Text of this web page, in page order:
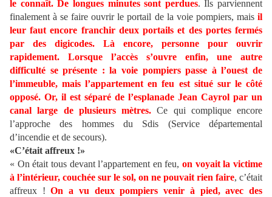
le connaît. De longues minutes sont perdues. Ils parviennent
finalement à se faire ouvrir le portail de la voie pompiers, mais il
leur faut encore franchir deux portails et des portes fermés
par des digicodes. Là encore, personne pour ouvrir
rapidement. Lorsque l’accès s’ouvre enfin, une autre
difficulté se présente : la voie pompiers passe à l’ouest de
l’immeuble, mais l’appartement en feu est situé sur le côté
opposé. Or, il est séparé de l’esplanade Jean Cayrol par un
canal large de plusieurs mètres. Ce qui complique encore
l’approche des hommes du Sdis (Service départemental
d’incendie et de secours).
«C’était affreux !»
« On était tous devant l’appartement en feu, on voyait la victime
à l’intérieur, couchée sur le sol, on ne pouvait rien faire, c’était
affreux !On a vu deux pompiers venir à pied, avec des